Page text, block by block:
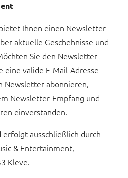
Ihnen einen Newsletter
aktuelle Geschehnisse und
Sie den Newsletter
eine valide E-Mail-Adresse
Newsletter abonnieren,
Newsletter-Empfang und
einverstanden.
ausschließlich durch
& Entertainment,
Kleve.